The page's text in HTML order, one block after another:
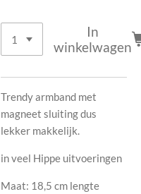
In
winkelwagen
Trendy armband met
magneet sluiting dus
lekker makkelijk.
in veel Hippe uitvoeringen
Maat: 18,5 cm lengte